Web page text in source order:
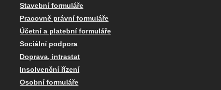
Stavební formuláře
Pracovně právní formuláře
Účetní a platební formuláře
Sociální podpora
Doprava, intrastat
Insolvenční řízení
Osobní formuláře